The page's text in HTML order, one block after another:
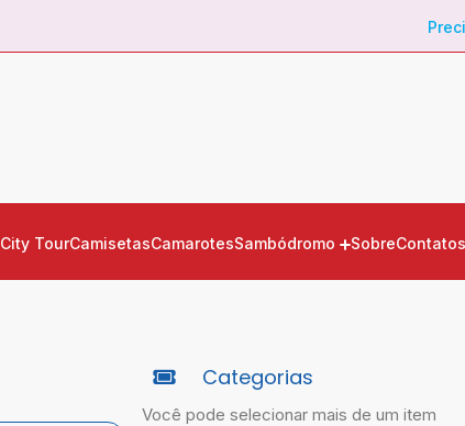
City TourCamisetasCamarotesSambódromo SobreContatos
Categorias
Você pode selecionar mais de um item